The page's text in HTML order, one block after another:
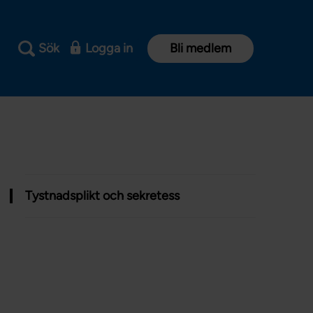
Sök Logga in Bli medlem
Tystnadsplikt och sekretess